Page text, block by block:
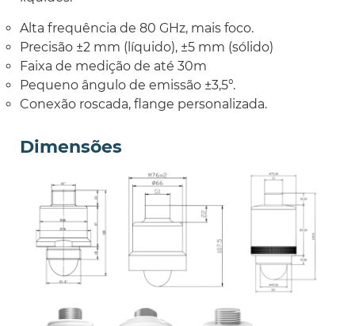
Alta frequência de 80 GHz, mais foco.
Precisão ±2 mm (líquido), ±5 mm (sólido)
Faixa de medição de até 30m
Pequeno ângulo de emissão ±3,5°.
Conexão roscada, flange personalizada.
Dimensões